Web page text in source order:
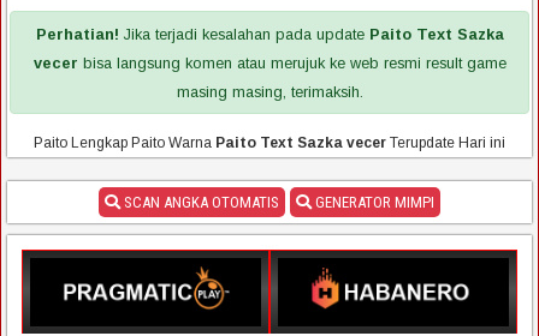
Perhatian! Jika terjadi kesalahan pada updatePaito Text Sazka
vecer bisa langsung komen atau merujuk ke web resmi result game
masing masing, terimaksih.
Paito Lengkap Paito Warna Paito Text Sazka vecer Terupdate Hari ini
SCAN ANGKA OTOMATIS GENERATOR MIMPI